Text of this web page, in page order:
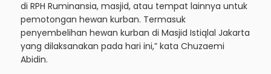
di RPH Ruminansia, masjid, atau tempat lainnya untuk
pemotongan hewan kurban. Termasuk
penyembelihan hewan kurban di Masjid Istiqlal Jakarta
yang dilaksanakan pada hari ini,” kata Chuzaemi
Abidin.